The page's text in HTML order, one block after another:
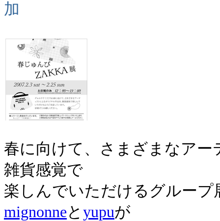
加
春に向けて、さまざまなア
雑貨感覚で
楽しんでいただけるグルー
mignonneと yupuが